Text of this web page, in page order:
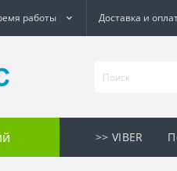
работы Доставка и
>> VIBER